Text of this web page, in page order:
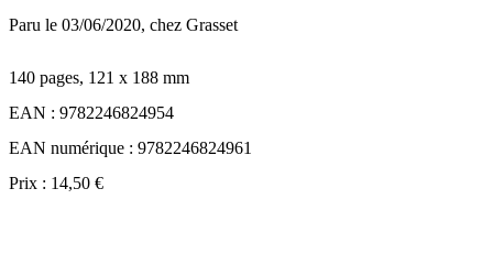
Paru le 03/06/2020, chez Grasset
140 pages, 121 x 188 mm
EAN : 9782246824954
EAN numérique : 9782246824961
Prix : 14,50 €